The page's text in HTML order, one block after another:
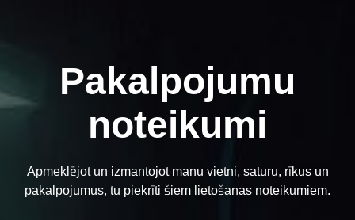
Pakalpojumu
noteikumi
Apmeklējot un izmantojot manu vietni, saturu, rīkus un
pakalpojumus, tu piekrīti šiem lietošanas noteikumiem.